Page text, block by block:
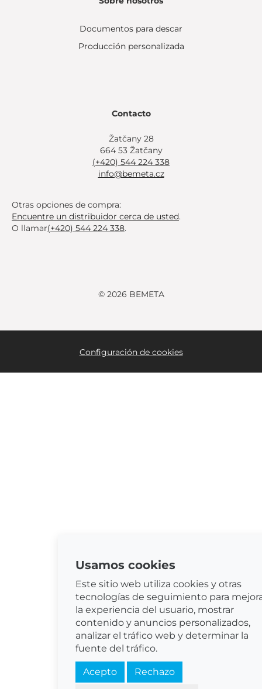
Documentos para descar
Producción personalizada
Contacto
Žatčany 28
664 53 Žatčany
(+420) 544 224 338
info@bemeta.cz
Otras opciones de compra:
Encuentre un distribuidor cerca de usted.
O llamar(+420) 544 224 338.
© 2026 BEMETA
Usamos cookies
Este sitio web utiliza cookies y otras
tecnologías de seguimiento para
la experiencia del usuario, mostrar
contenido y anuncios personalizados,
analizar el tráfico web y determinar la
fuente del tráfico.
Acepto Rechazo
Configuración de cookies